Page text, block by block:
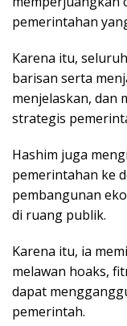
pemerintahan
Karena itu,
barisan serta
menjelaskan, dan
strategis
Hashim juga
pemerintahan ke
pembangunan
di ruang publik.
Karena itu, ia
melawan hoaks,
dapat
pemerintah.